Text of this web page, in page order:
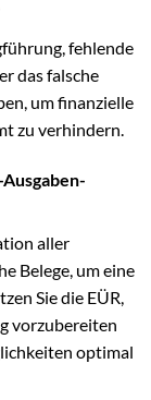
fehlende
das falsche
um finanzielle
zu verhindern.
aller
Belege, um eine
Sie die EÜR,
vorzubereiten
optimal